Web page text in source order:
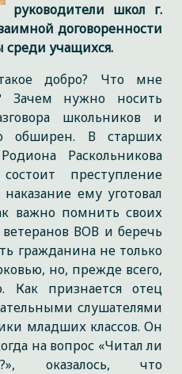
руководители школ г.
договоренности
среди учащихся.
добро? Что мне
Зачем нужно носить
школьников и
обширен. В старших
Раскольникова
преступление
наказание ему уготовал
важно помнить своих
ВОВ и беречь
гражданина не только
но, прежде всего,
Как признается отец
слушателями
младших классов. Он
на вопрос «Читал ли
оказалось, что